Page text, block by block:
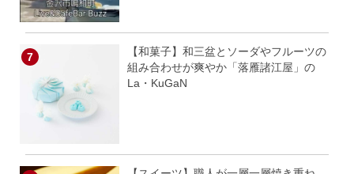
【和菓子】和三盆とソーダやフルーツの
組み合わせが爽やか「落雁諸江屋」の
La・KuGaN